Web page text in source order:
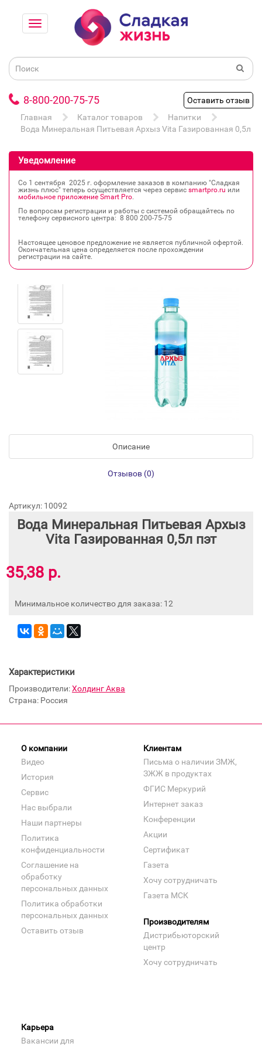
8-800-200-75-75
Оставить отзыв
Главная
Каталог товаров
Напитки
Вода Минеральная Питьевая Архыз Vita Газированная 0,5л
Уведомление
Со 1 сентября 2025 г. оформление заказов в компанию "Сладкая
жизнь плюс" теперь осуществляется через сервис smartpro.ru или
мобильное приложение Smart Pro.
По вопросам регистрации и работы с системой обращайтесь по
телефону сервисного центра: 8 800 200‐75‐75
Настоящее ценовое предложение не является публичной офертой.
Окончательная цена определяется после прохождении
регистрации на сайте.
Описание
Отзывов (0)
Артикул: 10092
Вода Минеральная Питьевая Архыз
Vita Газированная 0,5л пэт
35,38 р.
Минимальное количество для заказа: 12
Характеристики
Производители:Холдинг Аква
Страна: Россия
О компании
Видео
История
Сервис
Нас выбрали
Наши партнеры
Политика
конфиденциальности
Соглашение на
обработку
персональных данных
Политика обработки
персональных данных
Оставить отзыв
Клиентам
Письма о наличии ЗМЖ,
ЗЖЖ в продуктах
ФГИС Меркурий
Интернет заказ
Конференции
Акции
Сертификат
Газета
Хочу сотрудничать
Газета МСК
Производителям
Дистрибьюторский
центр
Хочу сотрудничать
Карьера
Вакансии для